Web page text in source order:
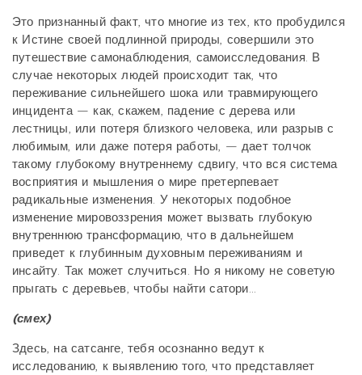
Это признанный факт, что многие из тех, кто пробудился
к Истине своей подлинной природы, совершили это
путешествие самонаблюдения, самоисследования. В
случае некоторых людей происходит так, что
переживание сильнейшего шока или травмирующего
инцидента — как, скажем, падение с дерева или
лестницы, или потеря близкого человека, или разрыв с
любимым, или даже потеря работы, — дает толчок
такому глубокому внутреннему сдвигу, что вся система
восприятия и мышления о мире претерпевает
радикальные изменения. У некоторых подобное
изменение мировоззрения может вызвать глубокую
внутреннюю трансформацию, что в дальнейшем
приведет к глубинным духовным переживаниям и
инсайту. Так может случиться. Но я никому не советую
прыгать с деревьев, чтобы найти сатори...
(смех)
Здесь, на сатсанге, тебя осознанно ведут к
исследованию, к выявлению того, что представляет